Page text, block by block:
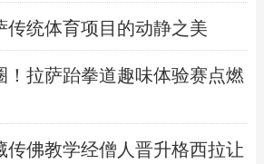
传统体育项目的动静之美
！拉萨跆拳道趣味体验赛点燃
传佛教学经僧人晋升格西拉让